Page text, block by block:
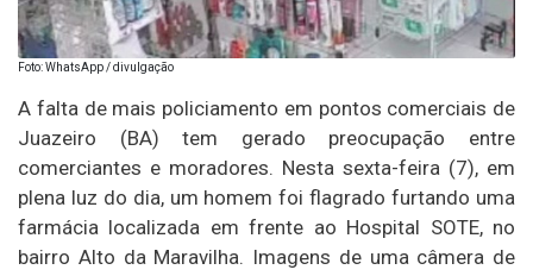
Foto: WhatsApp / divulgação
A falta de mais policiamento em pontos comerciais de
Juazeiro (BA) tem gerado preocupação entre
comerciantes e moradores. Nesta sexta-feira (7), em
plena luz do dia, um homem foi flagrado furtando uma
farmácia localizada em frente ao Hospital SOTE, no
bairro Alto da Maravilha. Imagens de uma câmera de